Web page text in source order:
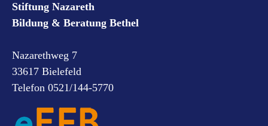
Stiftung Nazareth
Bildung & Beratung Bethel
Nazarethweg 7
33617 Bielefeld
Telefon 0521/144-5770